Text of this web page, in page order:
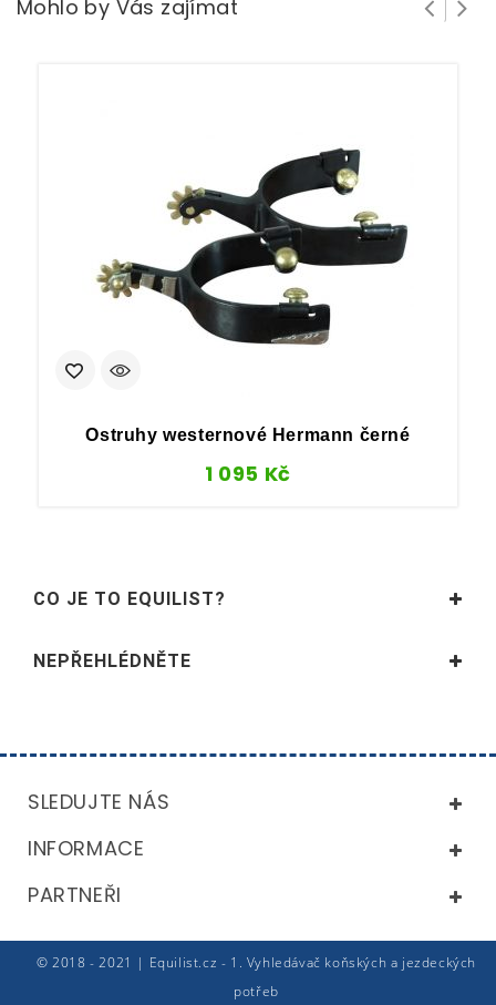
Mohlo by Vás zajímat
Ostruhy westernové Hermann černé
1 095 Kč
CO JE TO EQUILIST?
NEPŘEHLÉDNĚTE
SLEDUJTE NÁS
INFORMACE
PARTNEŘI
© 2018 - 2021 | Equilist.cz - 1. Vyhledávač koňských a jezdeckých
potřeb